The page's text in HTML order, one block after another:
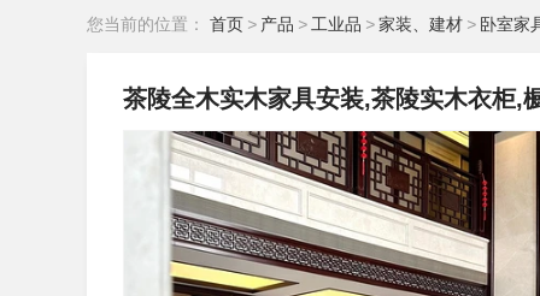
您当前的位置： 首页 > 产品 > 工业品 >家装、建材 > 卧室家
茶陵全木实木家具安装,茶陵实木衣柜,